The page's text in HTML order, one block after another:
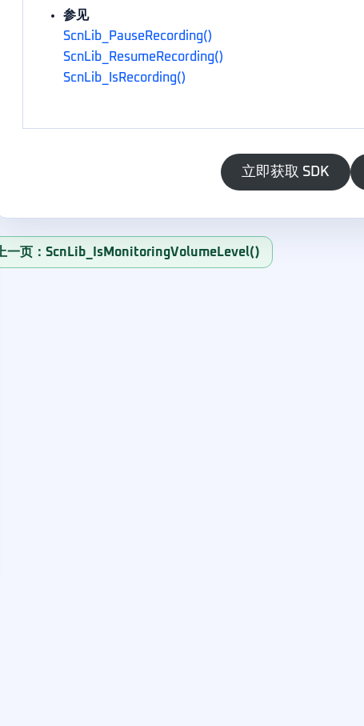
参见
ScnLib_PauseRecording()
ScnLib_ResumeRecording()
ScnLib_IsRecording()
立即获取 SDK
上一页：ScnLib_IsMonitoringVolumeLevel()